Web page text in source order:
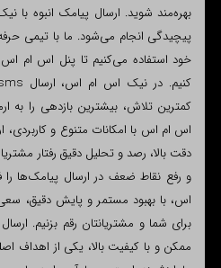
بهره‌مند شوید. ارسال پیامک انبوه
پیچیدگی انجام می‌شود. ما با تیمی
خود استفاده می‌کنیم تا پنل اس ام اس
کمترین تلاش، بیشترین بازدهی را به
اس ام اس با امکانات متنوع و کاربردی،
دقت بالا، رصد و تحلیل دقیق رفتار
و رفع نقاط ضعف در ارسال پیامک‌ها
اس، با بهبود مستمر و پایش دقیق،
برای شما و مشتریانتان رقم بزنیم.
ممکن و با کیفیت بالا، یکی از اهداف